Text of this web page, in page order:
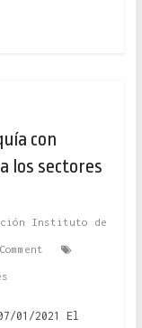
con
los sectores
Instituto de
01/2021 El